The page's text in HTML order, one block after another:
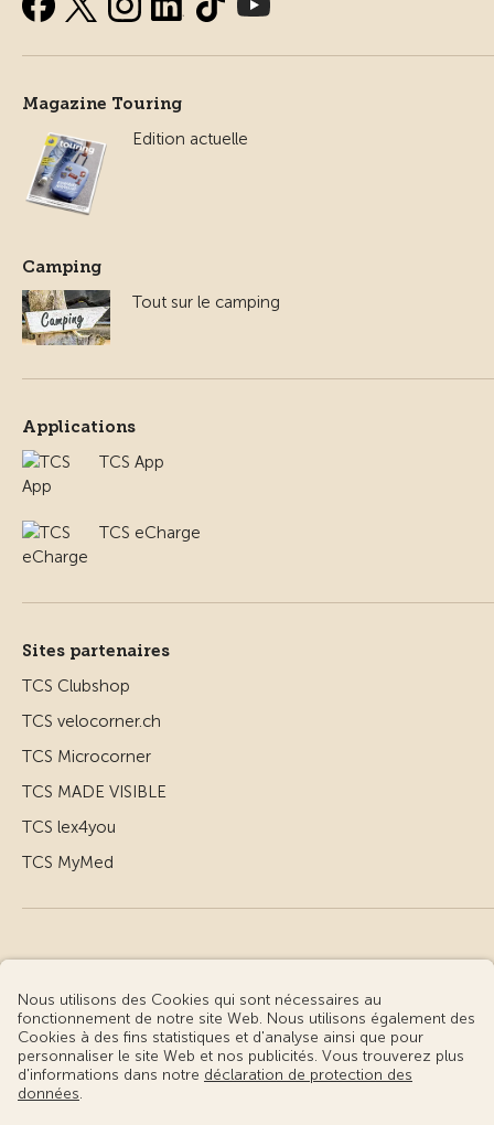
Magazine Touring
Edition actuelle
Camping
Tout sur le camping
Applications
TCS App
TCS eCharge
Sites partenaires
TCS Clubshop
TCS velocorner.ch
TCS Microcorner
TCS MADE VISIBLE
TCS lex4you
TCS MyMed